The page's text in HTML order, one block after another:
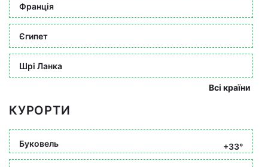
Франція
Єгипет
Шрі Ланка
Всі країни
КУРОРТИ
Буковель +33°